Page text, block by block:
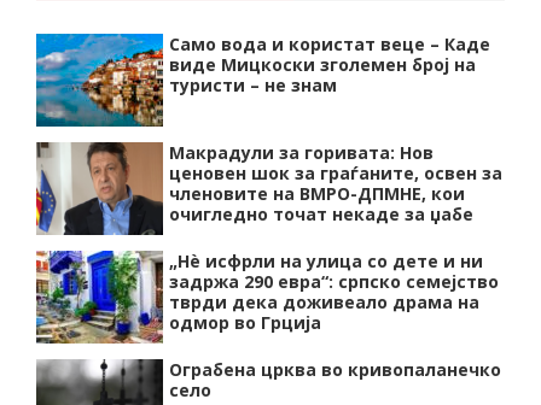
Само вода и користат веце – Каде
виде Мицкоски зголемен број на
туристи – не знам
Макрадули за горивата: Нов
ценовен шок за граѓаните, освен за
членовите на ВМРО-ДПМНЕ, кои
очигледно точат некаде за џабе
„Нѐ исфрли на улица со дете и ни
задржа 290 евра“: српско семејство
тврди дека доживеало драма на
одмор во Грција
Ограбена црква во кривопаланечко
село